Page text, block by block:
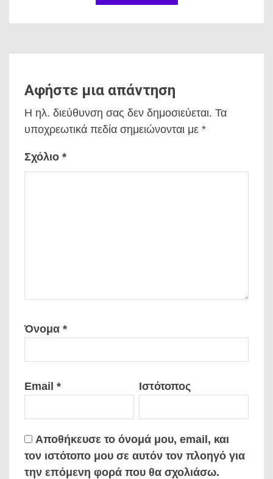
Αφήστε μια απάντηση
Η ηλ. διεύθυνση σας δεν δημοσιεύεται. Τα
υποχρεωτικά πεδία σημειώνονται με *
Σχόλιο *
Όνομα *
Email * Ιστότοπος
Αποθήκευσε το όνομά μου, email, και
τον ιστότοπο μου σε αυτόν τον πλοηγό για
την επόμενη φορά που θα σχολιάσω.